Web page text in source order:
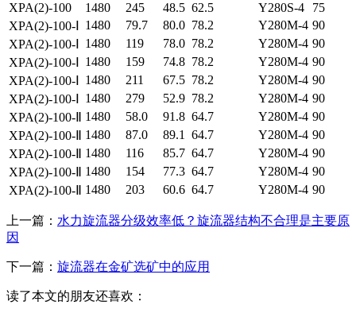
XPA(2)-100
1480 245 48.5 62.5 Y280S-4
75
XPA(2)-100-Ⅰ
1480 79.7 80.0 78.2 Y280M-4 90
XPA(2)-100-Ⅰ
1480 119 78.0 78.2 Y280M-4 90
XPA(2)-100-Ⅰ
1480 159 74.8 78.2 Y280M-4 90
XPA(2)-100-Ⅰ
1480 211 67.5 78.2 Y280M-4 90
XPA(2)-100-Ⅰ
1480 279 52.9 78.2 Y280M-4 90
XPA(2)-100-Ⅱ
1480 58.0 91.8 64.7 Y280M-4 90
XPA(2)-100-Ⅱ
1480 87.0 89.1 64.7 Y280M-4 90
XPA(2)-100-Ⅱ
1480 116 85.7 64.7 Y280M-4 90
XPA(2)-100-Ⅱ
1480 154 77.3 64.7 Y280M-4 90
XPA(2)-100-Ⅱ
1480 203 60.6 64.7 Y280M-4 90
上一篇： 水力旋流器分级效率低？旋流器结构不合理是主要原
因
下一篇： 旋流器在金矿选矿中的应用
读了本文的朋友还喜欢：